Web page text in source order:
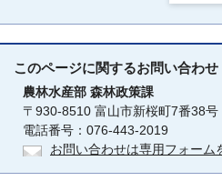
このページに関するお問い合わせ
農林水産部 森林政策課
〒930-8510 富山市新桜町7番38号
電話番号：076-443-2019
お問い合わせは専用フォーム